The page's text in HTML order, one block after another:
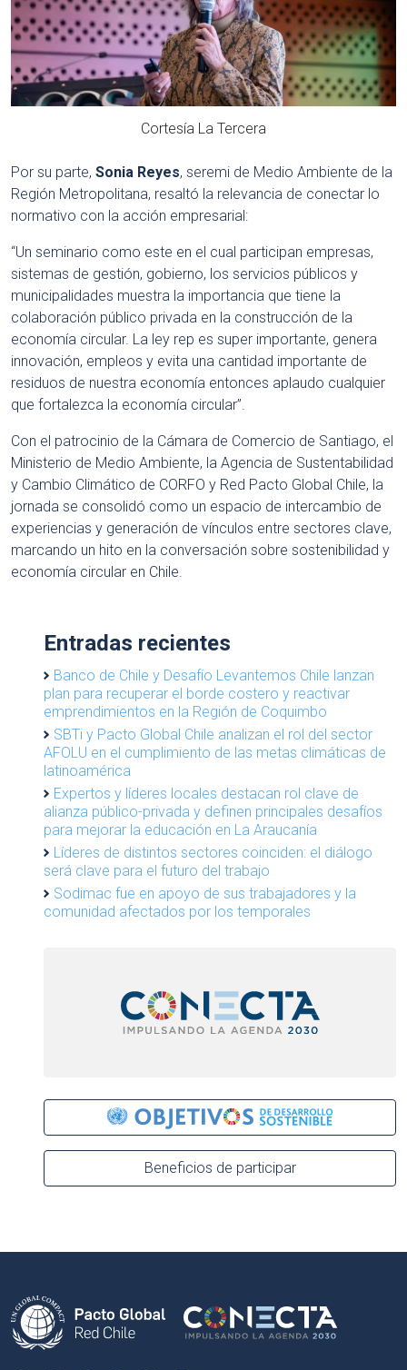
Cortesía La Tercera
Por su parte, Sonia Reyes, seremi de Medio Ambiente de la
Región Metropolitana, resaltó la relevancia de conectar lo
normativo con la acción empresarial:
“Un seminario como este en el cual participan empresas,
sistemas de gestión, gobierno, los servicios públicos y
municipalidades muestra la importancia que tiene la
colaboración público privada en la construcción de la
economía circular. La ley rep es super importante, genera
innovación, empleos y evita una cantidad importante de
residuos de nuestra economía entonces aplaudo cualquier
que fortalezca la economía circular”.
Con el patrocinio de la Cámara de Comercio de Santiago, el
Ministerio de Medio Ambiente, la Agencia de Sustentabilidad
y Cambio Climático de CORFO y Red Pacto Global Chile, la
jornada se consolidó como un espacio de intercambio de
experiencias y generación de vínculos entre sectores clave,
marcando un hito en la conversación sobre sostenibilidad y
economía circular en Chile.
Entradas recientes
Banco de Chile y Desafío Levantemos Chile lanzan
plan para recuperar el borde costero y reactivar
emprendimientos en la Región de Coquimbo
SBTi y Pacto Global Chile analizan el rol del sector
AFOLU en el cumplimiento de las metas climáticas de
latinoamérica
Expertos y líderes locales destacan rol clave de
alianza público-privada y definen principales desafíos
para mejorar la educación en La Araucanía
Líderes de distintos sectores coinciden: el diálogo
será clave para el futuro del trabajo
Sodimac fue en apoyo de sus trabajadores y la
comunidad afectados por los temporales
Beneficios de participar